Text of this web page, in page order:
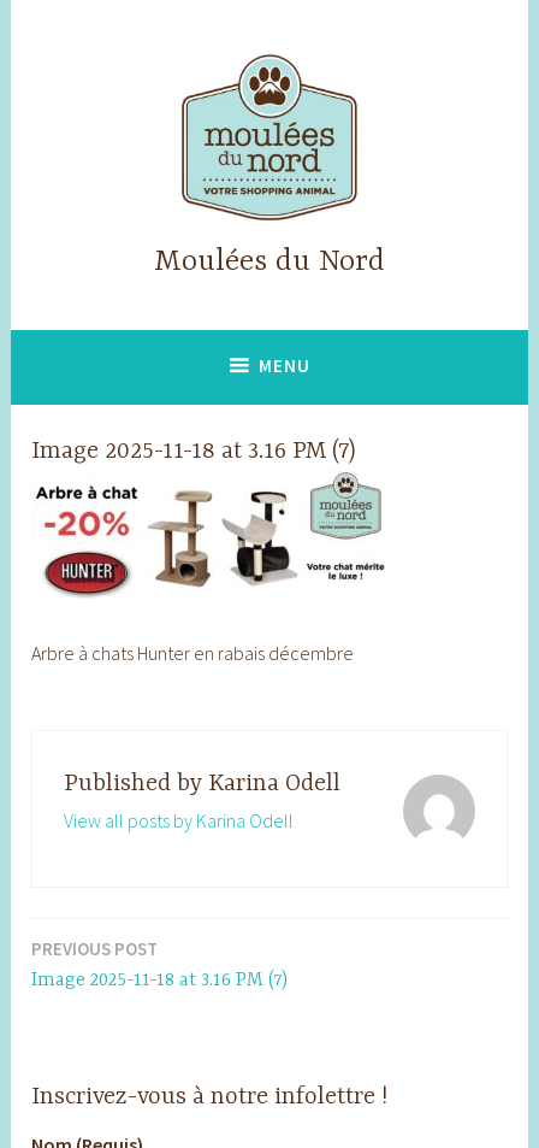
Moulées du Nord
MENU
Image 2025-11-18 at 3.16 PM (7)
Arbre à chats Hunter en rabais décembre
Published by Karina Odell
View all posts by Karina Odell
Post
navigation
PREVIOUS POST
Image 2025-11-18 at 3.16 PM (7)
Inscrivez-vous à notre infolettre !